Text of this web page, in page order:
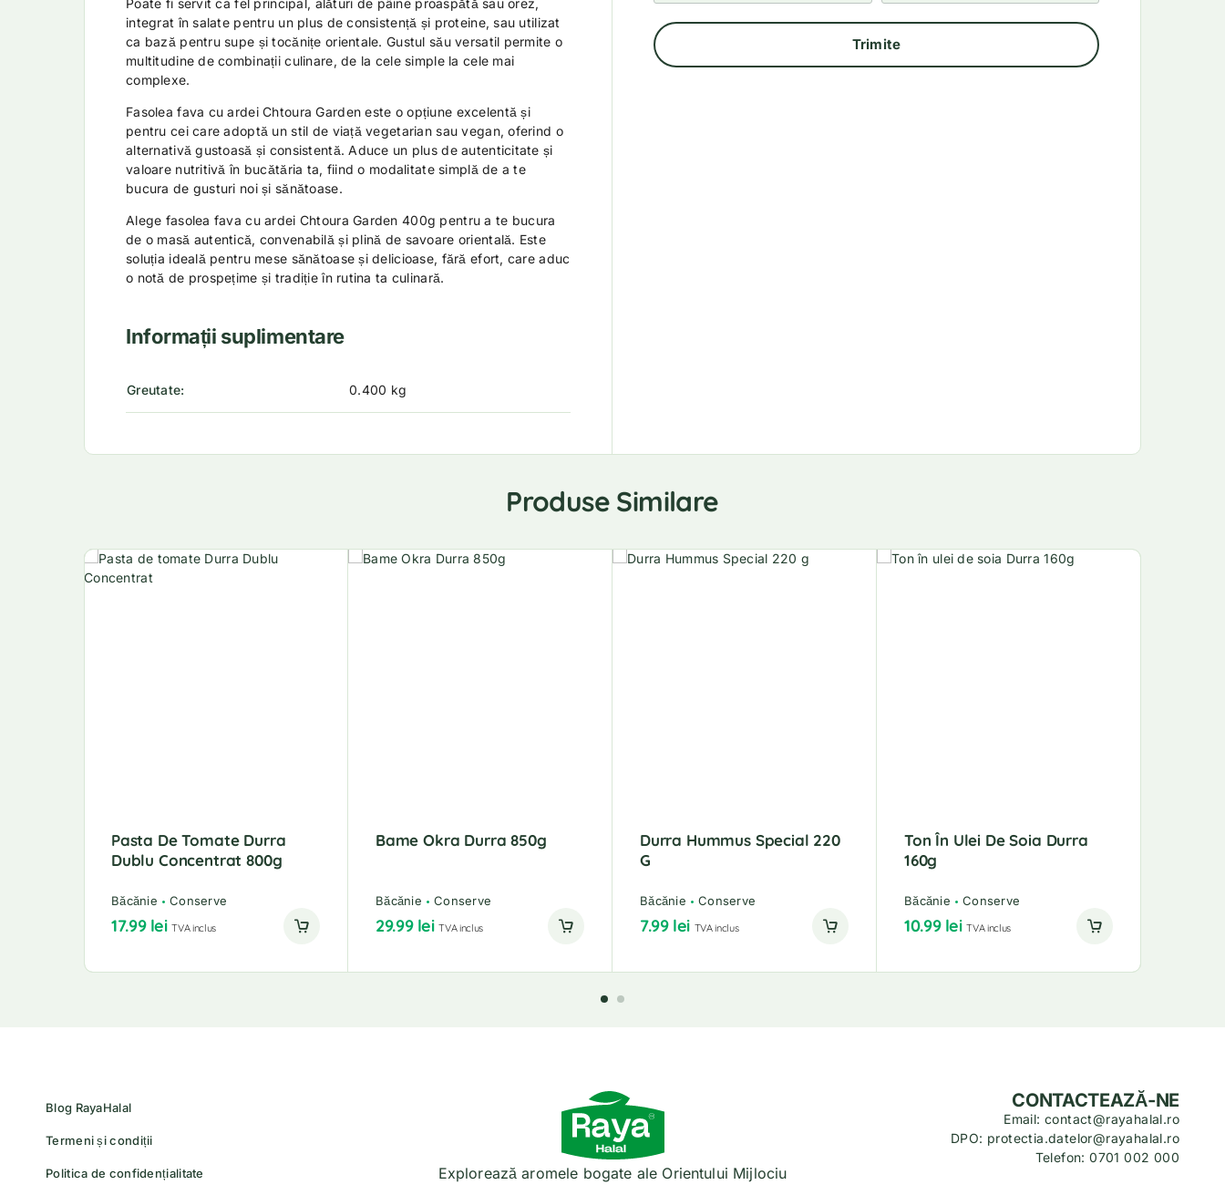
Poate fi servit ca fel principal, alături de pâine proaspătă sau orez,
integrat în salate pentru un plus de consistență și proteine, sau utilizat
ca bază pentru supe și tocănițe orientale. Gustul său versatil permite o
multitudine de combinații culinare, de la cele simple la cele mai
complexe.
Fasolea fava cu ardei Chtoura Garden este o opțiune excelentă și
pentru cei care adoptă un stil de viață vegetarian sau vegan, oferind o
alternativă gustoasă și consistentă. Aduce un plus de autenticitate și
valoare nutritivă în bucătăria ta, fiind o modalitate simplă de a te
bucura de gusturi noi și sănătoase.
Alege fasolea fava cu ardei Chtoura Garden 400g pentru a te bucura
de o masă autentică, convenabilă și plină de savoare orientală. Este
soluția ideală pentru mese sănătoase și delicioase, fără efort, care aduc
o notă de prospețime și tradiție în rutina ta culinară.
Informații suplimentare
Greutate 0.400 kg
Produse Similare
Pasta De Tomate Durra
Dublu Concentrat 800g
Băcănie Conserve
17.99 lei TVA inclus
Bame Okra Durra 850g
Băcănie Conserve
29.99 lei TVA inclus
Durra Hummus Special 220
G
Băcănie Conserve
7.99 lei TVA inclus
Ton În Ulei De Soia Durra
160g
Băcănie Conserve
10.99 lei TVA inclus
Blog RayaHalal
Termeni și condiții
Politica de confidențialitate Explorează aromele bogate ale Orientului Mijlociu
CONTACTEAZĂ-NE
Email: contact@rayahalal.ro
DPO: protectia.datelor@rayahalal.ro
Telefon: 0701 002 000